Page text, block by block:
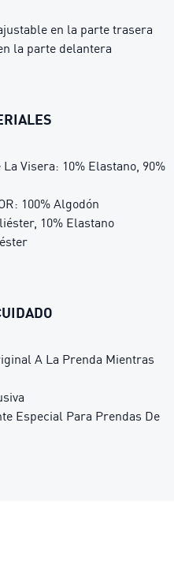
en la parte trasera
la parte delantera
Visera: 10% Elastano, 90%
100% Algodón
10% Elastano
A La Prenda Mientras
Especial Para Prendas De